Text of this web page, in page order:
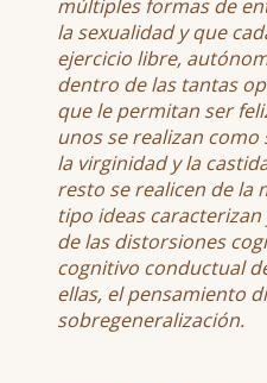
múltiples formas de
la sexualidad y que
ejercicio libre,
dentro de las tantas
que le permitan ser
unos se realizan
la virginidad y la
resto se realicen de la
tipo ideas
de las distorsiones
cognitivo conductual
ellas, el pensamiento
sobregeneralización.